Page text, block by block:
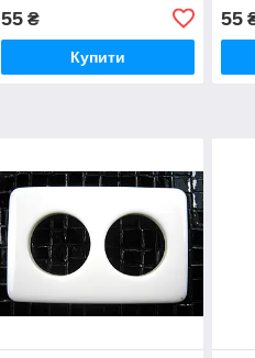
хустки
55₴
Купити
55